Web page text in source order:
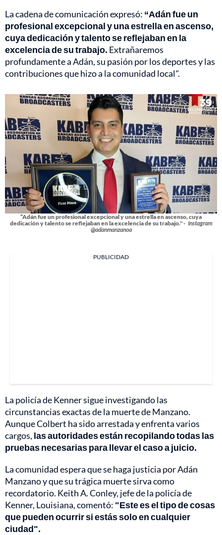
La cadena de comunicación expresó: “Adán fue un
profesional excepcional y una estrella en ascenso,
cuya dedicación y talento se reflejaban en la
excelencia de su trabajo. Extrañaremos
profundamente a Adán, su pasión por los deportes y las
contribuciones que hizo a la comunidad local".
“Adán fue un profesional excepcional y una estrella en ascenso, cuya
dedicación y talento se reflejaban en la excelencia de su trabajo." - Instagram
@adanmanzanoa
PUBLICIDAD
La policía de Kenner sigue investigando las
circunstancias exactas de la muerte de Manzano.
Aunque Colbert ha sido arrestada y enfrenta varios
cargos, las autoridades están recopilando todas las
pruebas necesarias para llevar el caso a juicio.
La comunidad espera que se haga justicia por Adán
Manzano y que su trágica muerte sirva como
recordatorio. Keith A. Conley, jefe de la policía de
Kenner, Louisiana, comentó: "Este es el tipo de cosas
que pueden ocurrir si estás solo en cualquier
ciudad".